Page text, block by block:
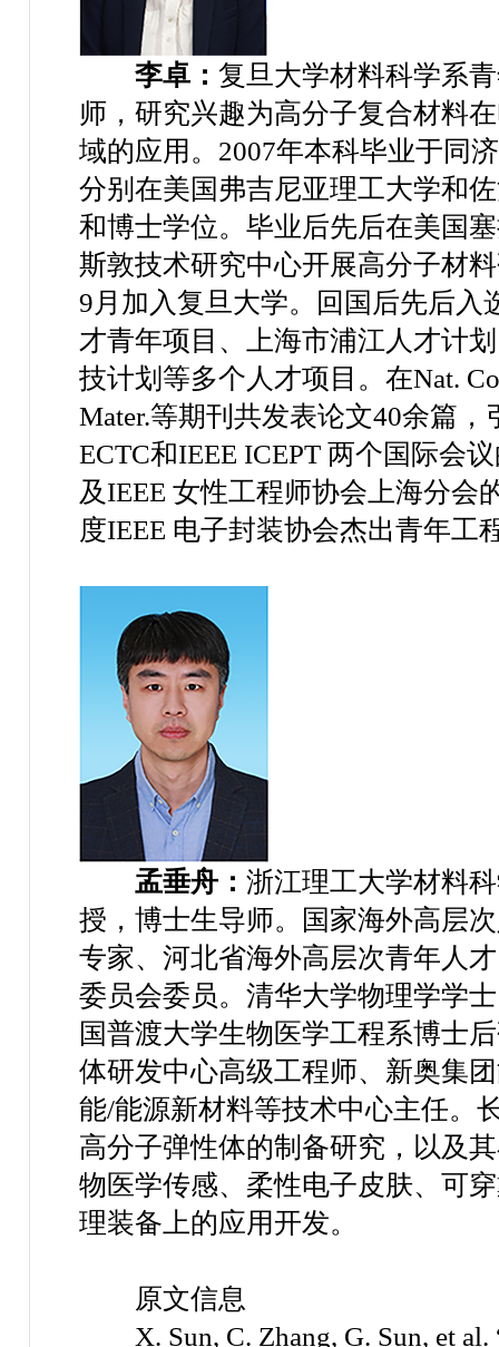
李卓： 复旦大学材料科学系
师，研究兴趣为高分子复合材料
域的应用。 2007年本科毕业于同
分别在美国弗吉尼亚理工大学和
和博士学位。毕业后先后在美国
斯敦技术研究中心开展高分子材
9 月加入复旦大学。回国后先后入
才青年项目、上海市浦江人才计
技计划等多个人才项目。在Nat.
Mater.等期刊共发表论文40余篇，
ECTC和IEEE ICEPT 两个国际会
及 IEEE 女性工程师协会上海分会
度IEEE 电子封装协会杰出青年工
孟垂舟： 浙江理工大学材料
授，博士生导师。国家海外高层
专家、河北省海外高层次青年人
委员会委员。清华大学物理学学
国普渡大学生物医学工程系博士
体研发中心高级工程师、新奥集
能/能源新材料等技术中心主任。
高分子弹性体的制备研究，以及
物医学传感、柔性电子皮肤、可
理装备上的应用开发。
原文信息
X. Sun, C. Zhang, G. Sun, et al.